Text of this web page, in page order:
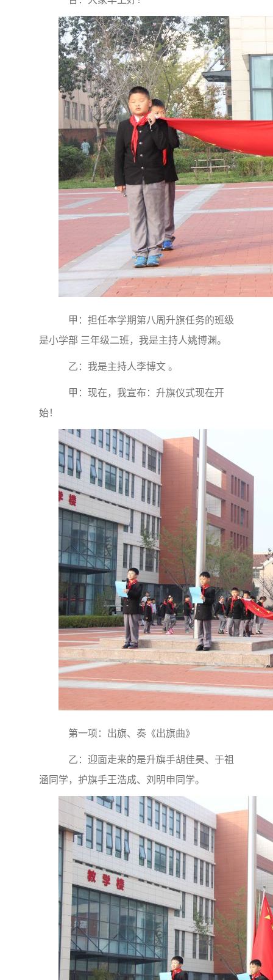
甲：担任本学期第八周升旗任务的班级
是小学部 三年级二班，我是主持人姚博渊。
乙：我是主持人李博文 。
甲：现在，我宣布：升旗仪式现在开
始！
第一项：出旗、奏《出旗曲》
乙：迎面走来的是升旗手胡佳昊、于祖
涵同学，护旗手王浩成、刘明申同学。